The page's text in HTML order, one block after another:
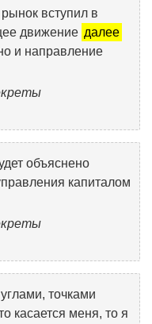
вступил в
движение далее
и направление
объяснено
капиталом
точками
касается меня, то я